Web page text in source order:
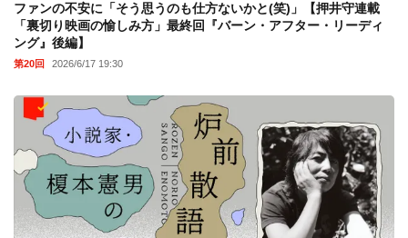
ファンの不安に「そう思うのも仕方ないかと(笑)」【押井守連載
「裏切り映画の愉しみ方」最終回『バーン・アフター・リーディ
ング』後編】
第20回 2026/6/17 19:30